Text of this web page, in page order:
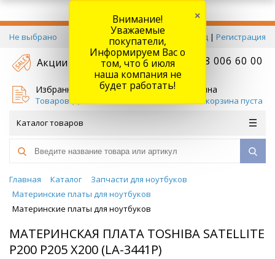
Не выбрано Вход | Регистрация
Акции +7 778 006 60 00
Избранное
Товаров (
Корзина
Ваша корзина пуста
Каталог товаров
Главная Каталог
Запчасти для ноутбуков
Материнские платы для ноутбуков
Материнские платы для ноутбуков
МАТЕРИНСКАЯ ПЛАТА TOSHIBA SATELLITE
P200 P205 X200 (LA-3441P)
Внимание!
Уважаемые
покупатели,
Информируем Вас о
том, что 6 июля
наша компания не
будет работать!
×